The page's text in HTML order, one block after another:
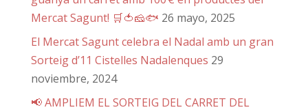
Mercat Sagunt! 🛒🍅🧀🐟 26 mayo, 2025
El Mercat Sagunt celebra el Nadal amb un gran
Sorteig d’11 Cistelles Nadalenques 29
noviembre, 2024
📢 AMPLIEM EL SORTEIG DEL CARRET DEL